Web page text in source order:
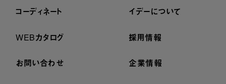
コーディネート
WEBカタログ
お問い合わせ
イデーについて
採用情報
企業情報